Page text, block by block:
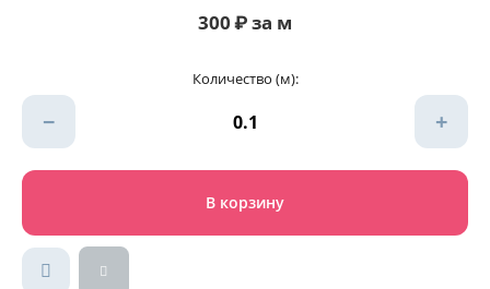
300₽за м
Количество (м):
− +
В корзину